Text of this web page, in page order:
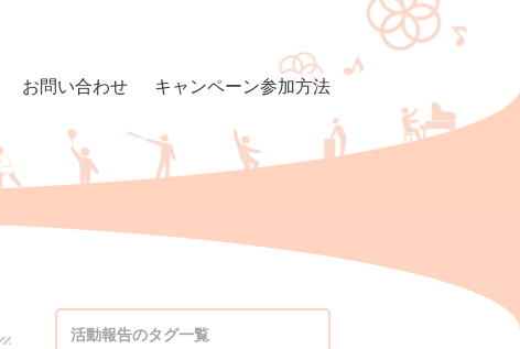
お問い合わせ キャンペーン参加方法
活動報告のタグ一覧